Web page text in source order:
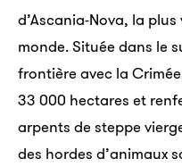
d’Ascania-Nova, la
monde. Située dans le
frontière avec la
33 000 hectares et
arpents de steppe
des hordes d’animaux